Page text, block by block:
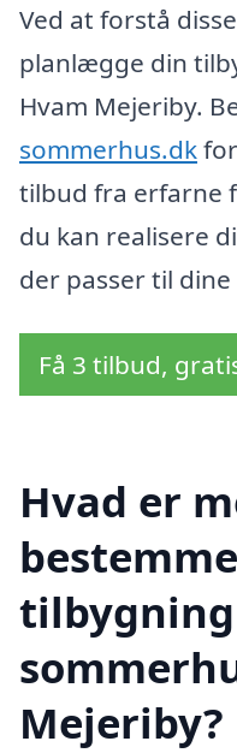
Ved at forstå
planlægge din
Hvam Mejeriby.
sommerhus.dk
tilbud fra erfarne
du kan realisere
der passer til
Få 3 tilbud,
Hvad er
Mejeriby?